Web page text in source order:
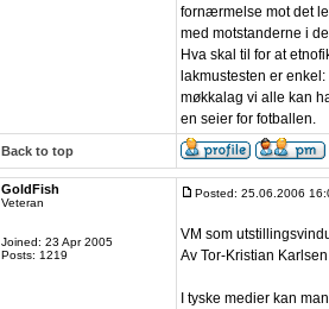
fornærmelse mot det
med motstanderne i
Hva skal til for at
lakmustesten er
møkkalag vi alle kan
en seier for fotballen.
Back to top
GoldFish
Veteran
Joined: 23 Apr 2005
Posts: 1219
Posted: 25.06.2006
VM som
Av Tor-Kristian Karlsen
I tyske medier kan